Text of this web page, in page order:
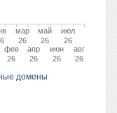
домены
фев
26
мар
26
апр
26
май
26
июн
26
июл
26
авг
26